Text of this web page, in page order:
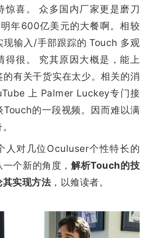
惊喜。 众多国内厂家更是磨刀
明年600亿美元的大餐啊。相较
输入/手部跟踪的 Touch 多观
得很。 究其原因大概是，能上
的有关干货实在太少。相关的消
上 Palmer Luckey专门接
Touch的一段视频。因而难以满
人对几位Oculuser个性特长的
一个新的角度，解析Touch的技
实现方法，以飨读者。